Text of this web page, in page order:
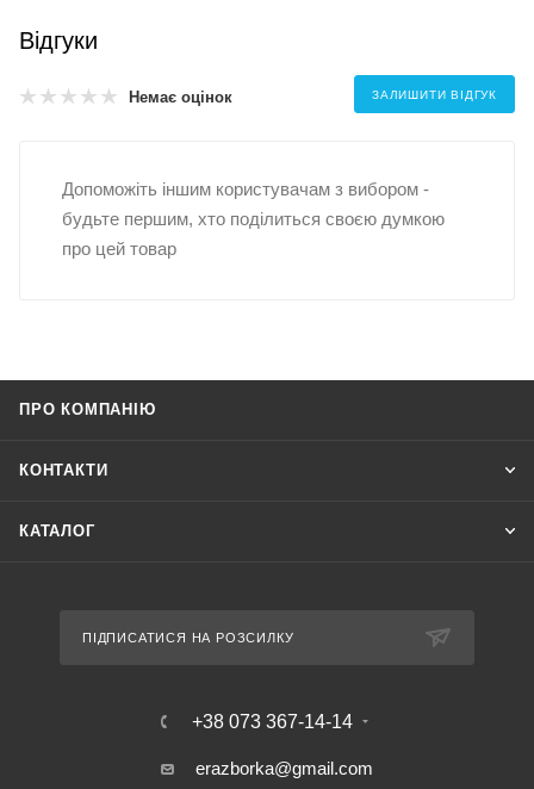
Відгуки
Немає оцінок ЗАЛИШИТИ ВІДГУК
Допоможіть іншим користувачам з вибором -
будьте першим, хто поділиться своєю думкою
про цей товар
ПРО КОМПАНІЮ
КОНТАКТИ
КАТАЛОГ
ПІДПИСАТИСЯ НА РОЗСИЛКУ
+38 073 367-14-14
erazborka@gmail.com